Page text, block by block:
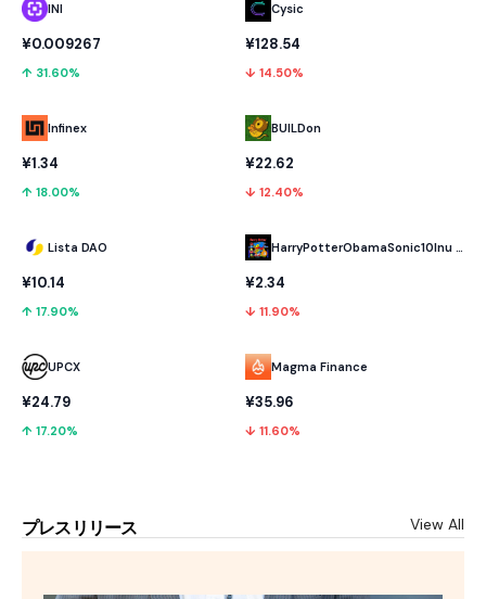
INI
¥0.009267
↑ 31.60%
Infinex
¥1.34
↑ 18.00%
Lista DAO
¥10.14
↑ 17.90%
UPCX
¥24.79
↑ 17.20%
Cysic
¥128.54
↓ 14.50%
BUILDon
¥22.62
↓ 12.40%
HarryPotterObamaSonic10Inu (ETH)
¥2.34
↓ 11.90%
Magma Finance
¥35.96
↓ 11.60%
プレスリリース View All